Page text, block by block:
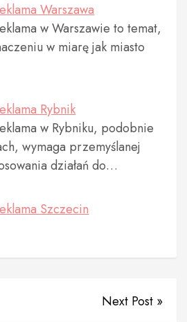
Warszawa
w Warszawie to temat,
w miarę jak miasto
Rybnik
w Rybniku, podobnie
wymaga przemyślanej
działań do…
Szczecin
Next Post »